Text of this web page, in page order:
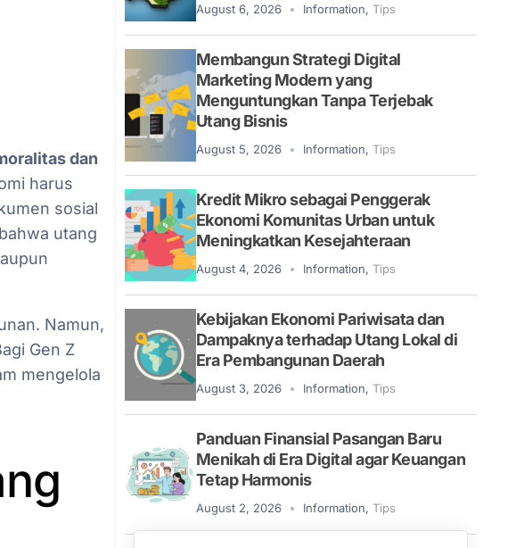
dan
harus
sosial
utang
Namun,
Gen Z
mengelola
August 6, 2026 Information, Tips
Membangun Strategi Digital
Marketing Modern yang
Menguntungkan Tanpa Terjebak
Utang Bisnis
August 5, 2026 Information, Tips
Kredit Mikro sebagai Penggerak
Ekonomi Komunitas Urban untuk
Meningkatkan Kesejahteraan
August 4, 2026 Information, Tips
Kebijakan Ekonomi Pariwisata dan
Dampaknya terhadap Utang Lokal di
Era Pembangunan Daerah
August 3, 2026 Information, Tips
Panduan Finansial Pasangan Baru
Menikah di Era Digital agar Keuangan
Tetap Harmonis
August 2, 2026 Information, Tips